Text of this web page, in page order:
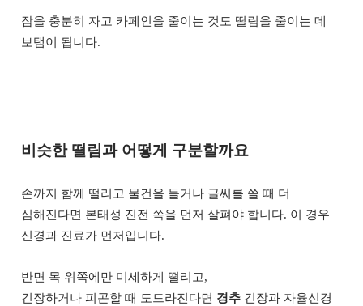
잠을 충분히 자고 카페인을 줄이는 것도 떨림을 줄이는 데
보탬이 됩니다.
비슷한 떨림과 어떻게 구분할까요
손까지 함께 떨리고 물건을 들거나 글씨를 쓸 때 더
심해진다면 본태성 진전 쪽을 먼저 살펴야 합니다. 이 경우
신경과 진료가 먼저입니다.
반면 목 위쪽에만 미세하게 떨리고,
긴장하거나 피곤할 때 도드라진다면 경추 긴장과 자율신경